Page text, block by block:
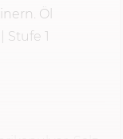
Öl
| Stufe 1